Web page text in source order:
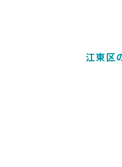
江東区